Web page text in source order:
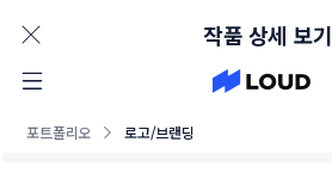
포트폴리오 로고/브랜딩
작품 상세 보기